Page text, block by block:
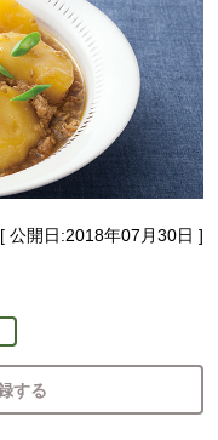
[ 公開日:2018年07月30日 ]
する